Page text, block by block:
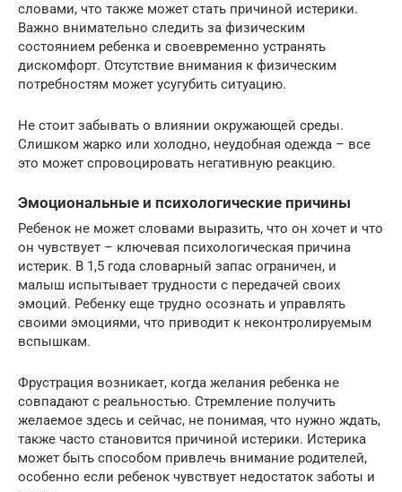
словами, что также может стать причиной истерики.
Важно внимательно следить за физическим
состоянием ребенка и своевременно устранять
дискомфорт. Отсутствие внимания к физическим
потребностям может усугубить ситуацию.
Не стоит забывать о влиянии окружающей среды.
Слишком жарко или холодно, неудобная одежда – все
это может спровоцировать негативную реакцию.
Эмоциональные и психологические причины
Ребенок не может словами выразить, что он хочет и что
он чувствует – ключевая психологическая причина
истерик. В 1,5 года словарный запас ограничен, и
малыш испытывает трудности с передачей своих
эмоций. Ребенку еще трудно осознать и управлять
своими эмоциями, что приводит к неконтролируемым
вспышкам.
Фрустрация возникает, когда желания ребенка не
совпадают с реальностью. Стремление получить
желаемое здесь и сейчас, не понимая, что нужно ждать,
также часто становится причиной истерики. Истерика
может быть способом привлечь внимание родителей,
особенно если ребенок чувствует недостаток заботы и